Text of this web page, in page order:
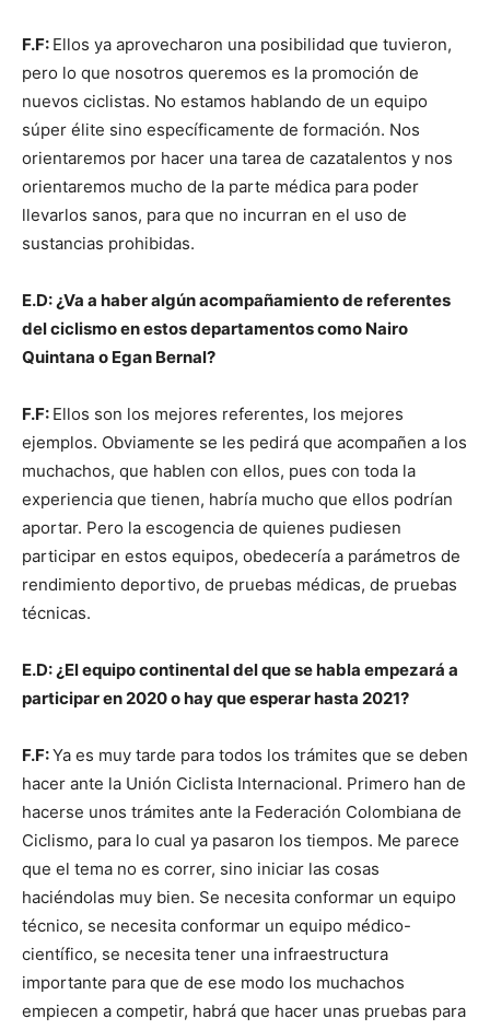
F.F: Ellos ya aprovecharon una posibilidad que tuvieron,
pero lo que nosotros queremos es la promoción de
nuevos ciclistas. No estamos hablando de un equipo
súper élite sino específicamente de formación. Nos
orientaremos por hacer una tarea de cazatalentos y nos
orientaremos mucho de la parte médica para poder
llevarlos sanos, para que no incurran en el uso de
sustancias prohibidas.
E.D: ¿Va a haber algún acompañamiento de referentes
del ciclismo en estos departamentos como Nairo
Quintana o Egan Bernal?
F.F: Ellos son los mejores referentes, los mejores
ejemplos. Obviamente se les pedirá que acompañen a los
muchachos, que hablen con ellos, pues con toda la
experiencia que tienen, habría mucho que ellos podrían
aportar. Pero la escogencia de quienes pudiesen
participar en estos equipos, obedecería a parámetros de
rendimiento deportivo, de pruebas médicas, de pruebas
técnicas.
E.D: ¿El equipo continental del que se habla empezará a
participar en 2020 o hay que esperar hasta 2021?
F.F:Ya es muy tarde para todos los trámites que se deben
hacer ante la Unión Ciclista Internacional. Primero han de
hacerse unos trámites ante la Federación Colombiana de
Ciclismo, para lo cual ya pasaron los tiempos. Me parece
que el tema no es correr, sino iniciar las cosas
haciéndolas muy bien. Se necesita conformar un equipo
técnico, se necesita conformar un equipo médico-
científico, se necesita tener una infraestructura
importante para que de ese modo los muchachos
empiecen a competir, habrá que hacer unas pruebas para